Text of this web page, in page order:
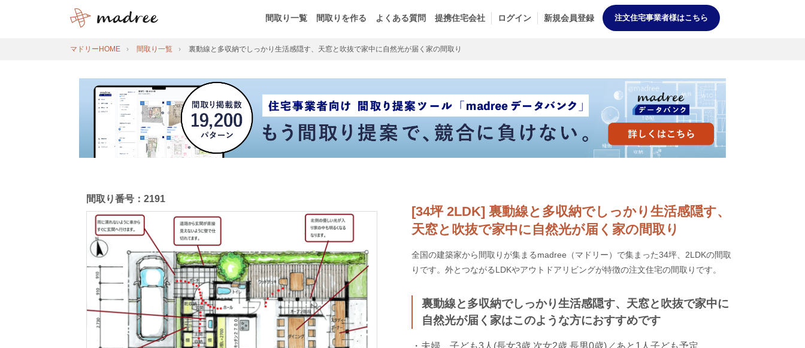
間取り一覧 間取りを作る よくある質問 提携住宅会社 ログイン 新規会員登録 注文住宅事業者様はこちら
マドリーHOME 間取り一覧 裏動線と多収納でしっかり生活感隠す、天窓と吹抜で家中に自然光が届く家の間取り
[34坪 2LDK] 裏動線と多収納でしっかり生活感隠す、
天窓と吹抜で家中に自然光が届く家の間取り
全国の建築家から間取りが集まるmadree（マドリー）で集まった34坪、2LDKの間取
りです。外とつながるLDKやアウトドアリビングが特徴の注文住宅の間取りです。
裏動線と多収納でしっかり生活感隠す、天窓と吹抜で家中に
自然光が届く家はこのような方におすすめです
間取り番号：2191